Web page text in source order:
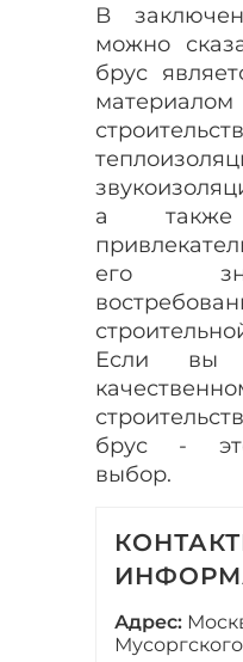
В
можно
брус
а также
его
Если вы
брус -
выбор.
Адрес:
Мусоргского